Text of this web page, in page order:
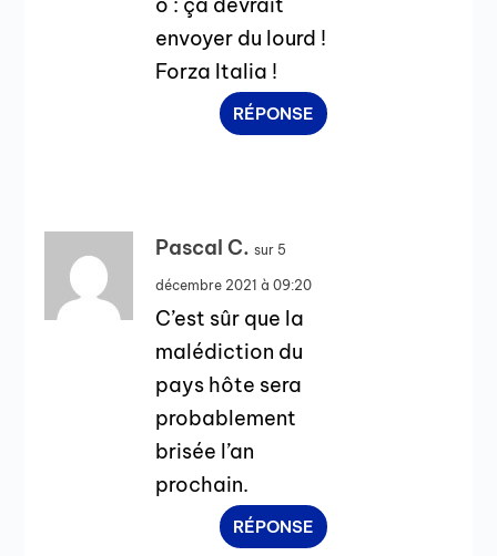
envoyer du lourd !
Forza Italia !
RÉPONSE
Pascal C. sur 5
décembre 2021 à 09:20
C’est sûr que la
malédiction du
pays hôte sera
probablement
brisée l’an
prochain.
RÉPONSE